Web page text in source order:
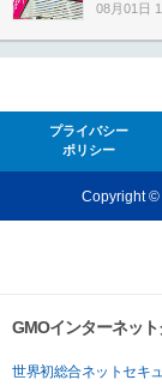
08月01日
プライバシー
ポリシー
Copyright ©
GMOインターネッ
世界初総合ネットセキ